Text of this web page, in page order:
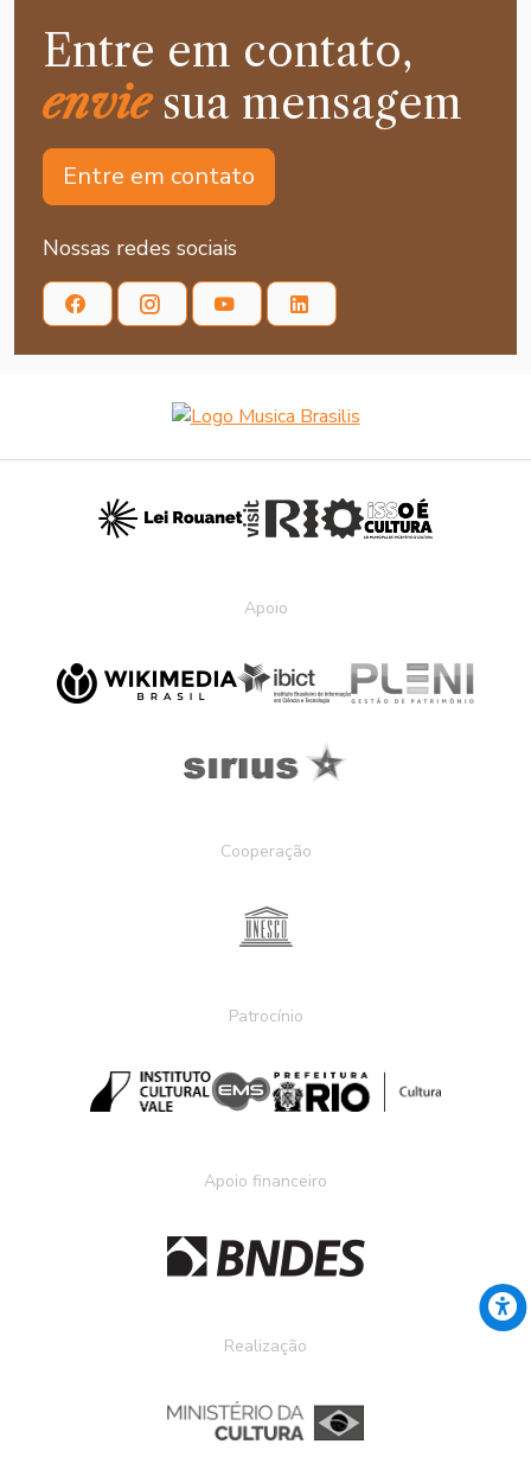
Entre em contato,
enviesua mensagem
Entre em contato
Nossas redes sociais
Apoio
Cooperação
Patrocínio
Apoio financeiro
Realização